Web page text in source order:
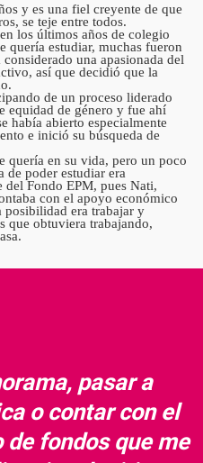
y es una fiel creyente de que
se teje entre todos.
los últimos años de colegio
quería estudiar, muchas fueron
considerado una apasionada del
así que decidió que la
de un proceso liderado
equidad de género y fue ahí
había abierto especialmente
e inició su búsqueda de
quería en su vida, pero un poco
de poder estudiar era
Fondo EPM, pues Nati,
con el apoyo económico
posibilidad era trabajar y
que obtuviera trabajando,
pasar a
o contar con el
fondos que me